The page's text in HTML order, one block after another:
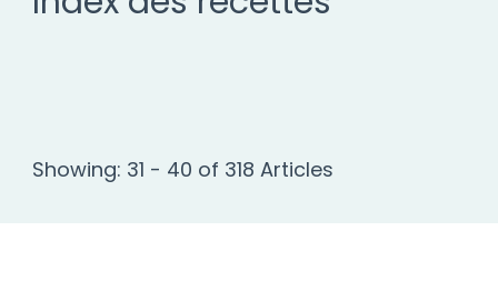
Showing: 31 - 40 of 318 Articles